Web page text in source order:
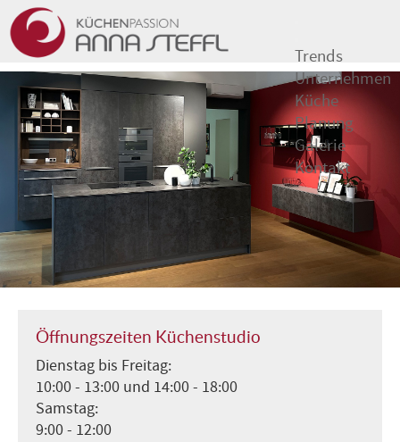
Trends
Unternehmen
Küche
Planung
Galerie
Kontakt
Öffnungszeiten Küchenstudio
Dienstag bis Freitag:
10:00 - 13:00 und 14:00 - 18:00
Samstag:
9:00 - 12:00